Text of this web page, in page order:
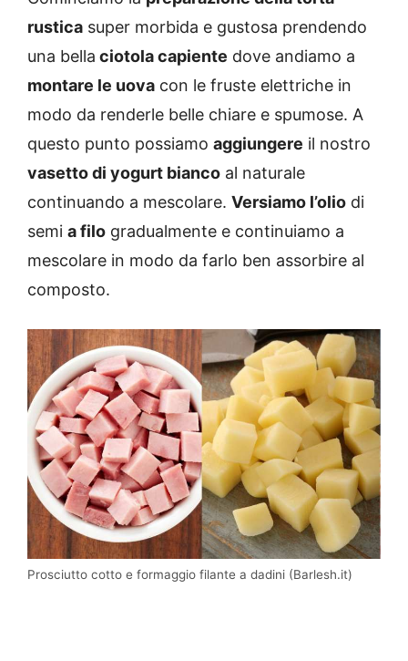
rustica super morbida e gustosa prendendo
una bella ciotola capiente dove andiamo a
montare le uova con le fruste elettriche in
modo da renderle belle chiare e spumose. A
questo punto possiamo aggiungere il nostro
vasetto di yogurt bianco al naturale
continuando a mescolare. Versiamo l’olio di
semi a filo gradualmente e continuiamo a
mescolare in modo da farlo ben assorbire al
composto.
Prosciutto cotto e formaggio filante a dadini (Barlesh.it)